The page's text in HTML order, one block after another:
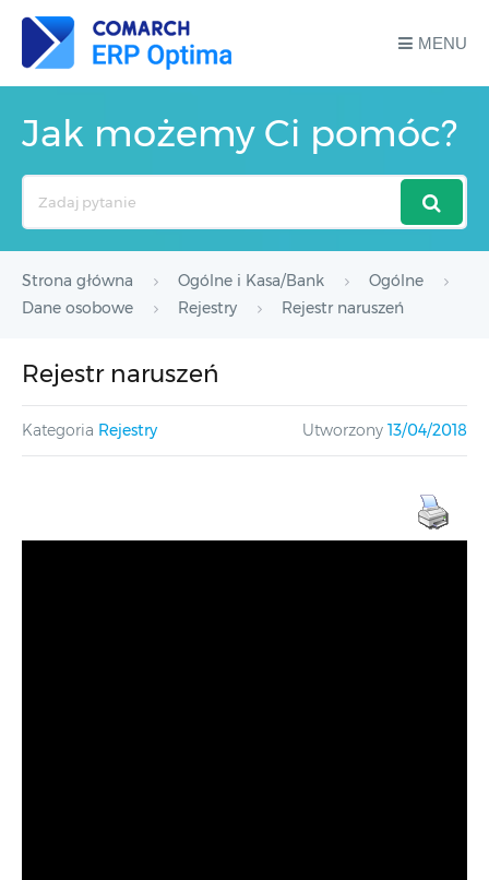
MENU
Jak możemy Ci pomóc?
Strona główna Ogólne i Kasa/Bank
Ogólne
Dane osobowe
Rejestry Rejestr naruszeń
Rejestr naruszeń
Kategoria Rejestry Utworzony 13/04/2018